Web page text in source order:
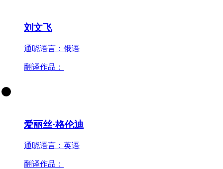
刘文飞
通晓语言：俄语
翻译作品：
爱丽丝·格伦迪
通晓语言：英语
翻译作品：